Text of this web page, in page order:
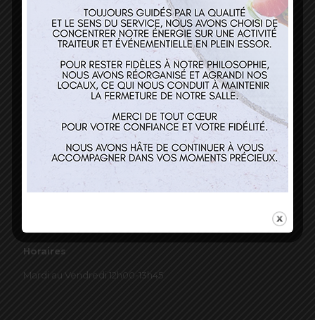
Nos services
Restaurant
Contact
Horaires
Mardi au Vendredi 12h00-13h45